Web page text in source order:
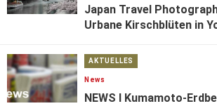
Japan Travel
Urbane Kirschblüten in
AKTUELLES
News
NEWS I Kumamoto-